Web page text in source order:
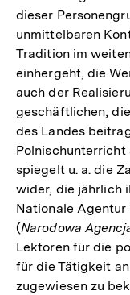
dieser
unmittelbaren
Tradition im
einhergeht, die
auch der
geschäftlichen,
des Landes
spiegelt u. a. die
wider, die jährlich
Nationale
(Narodowa
Lektoren für die
für die Tätigkeit
zugewiesen zu